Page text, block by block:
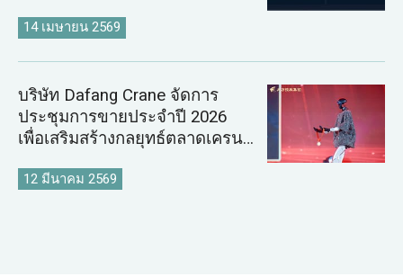
14 เมษายน 2569
บริษัท Dafang Crane จัดการ
ประชุมการขายประจำปี 2026
เพื่อเสริมสร้างกลยุทธ์ตลาดเครน
12 มีนาคม 2569